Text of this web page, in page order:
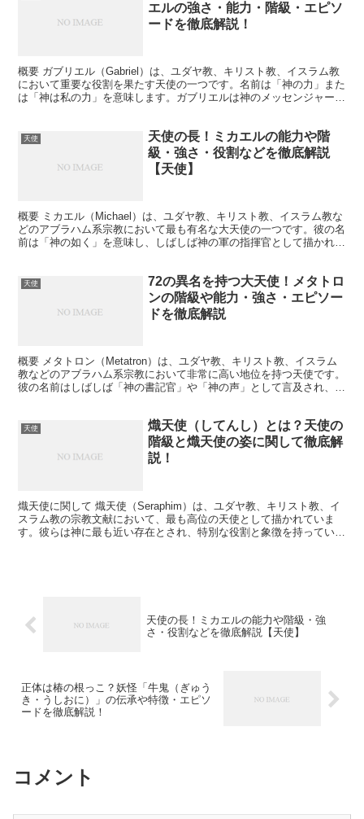
エルの強さ・能力・階級・エピソ
ードを徹底解説！
概要 ガブリエル（Gabriel）は、ユダヤ教、キリスト教、イスラム教
において重要な役割を果たす天使の一つです。名前は「神の力」また
は「神は私の力」を意味します。ガブリエルは神のメッセンジャーと
天使
天使の長！ミカエルの能力や階
級・強さ・役割などを徹底解説
【天使】
概要 ミカエル（Michael）は、ユダヤ教、キリスト教、イスラム教な
どのアブラハム系宗教において最も有名な大天使の一つです。彼の名
前は「神の如く」を意味し、しばしば神の軍の指揮官として描かれま
天使
72の異名を持つ大天使！メタトロ
ンの階級や能力・強さ・エピソー
ドを徹底解説
概要 メタトロン（Metatron）は、ユダヤ教、キリスト教、イスラム
教などのアブラハム系宗教において非常に高い地位を持つ天使です。
彼の名前はしばしば「神の書記官」や「神の声」として言及され、天
天使
熾天使（してんし）とは？天使の
階級と熾天使の姿に関して徹底解
説！
熾天使に関して 熾天使（Seraphim）は、ユダヤ教、キリスト教、イ
スラム教の宗教文献において、最も高位の天使として描かれていま
す。彼らは神に最も近い存在とされ、特別な役割と象徴を持っていま
天使の長！ミカエルの能力や階級・強
さ・役割などを徹底解説【天使】
正体は椿の根っこ？妖怪「牛鬼（ぎゅう
き・うしおに）」の伝承や特徴・エピソ
ードを徹底解説！
コメント